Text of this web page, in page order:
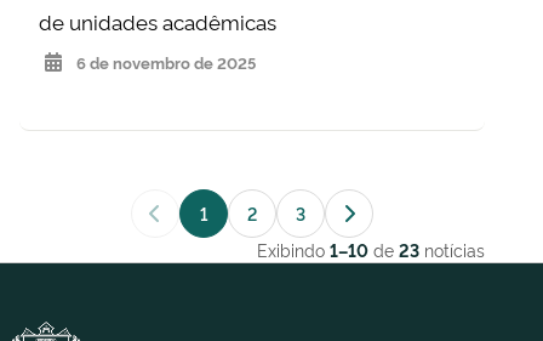
de unidades acadêmicas
6 de novembro de 2025
1 2
3
Exibindo 1–10 de 23 notícias